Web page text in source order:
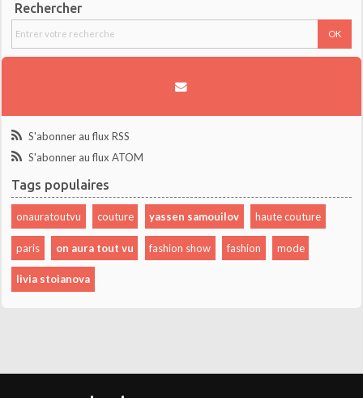
Rechercher
S'abonner au flux RSS
S'abonner au flux ATOM
Tags populaires
onauratoutvu couture yassen samouilov haute couture
paris on aura tout vu fashion show fashion mode
livia stoianova